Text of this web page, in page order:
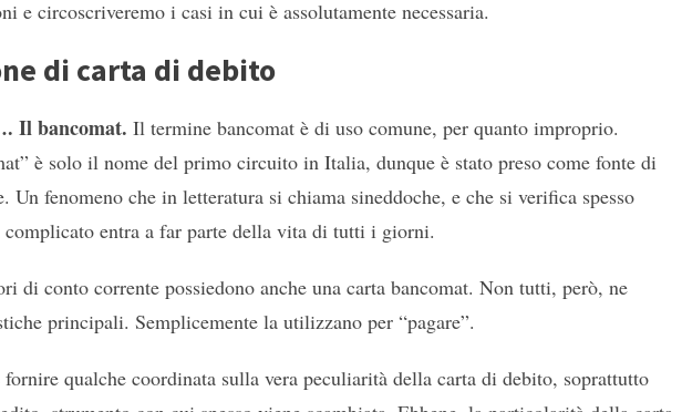
e circoscriveremo i casi in cui è assolutamente necessaria.
di carta di debito
Il bancomat. Il termine bancomat è di uso comune, per quanto improprio.
è solo il nome del primo circuito in Italia, dunque è stato preso come fonte di
Un fenomeno che in letteratura si chiama sineddoche, e che si verifica spesso
complicato entra a far parte della vita di tutti i giorni.
di conto corrente possiedono anche una carta bancomat. Non tutti, però, ne
principali. Semplicemente la utilizzano per “pagare”.
fornire qualche coordinata sulla vera peculiarità della carta di debito, soprattutto